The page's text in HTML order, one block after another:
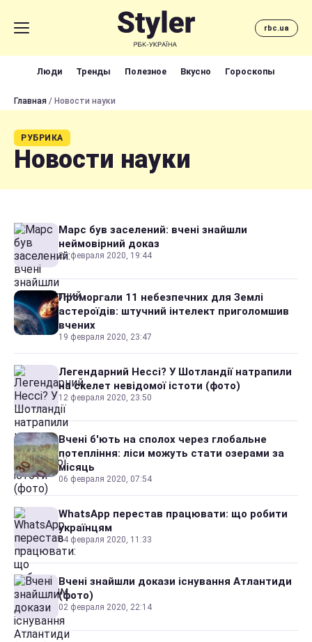
rbc.ua
Люди Тренды Полезное Вкусно Гороскопы
Главная / Новости науки
РУБРИКА
Новости науки
Марс був заселений: вчені знайшли
неймовірний доказ
25 февраля 2020, 19:44
Проморгали 11 небезпечних для Землі
астероїдів: штучний інтелект приголомшив
вчених
19 февраля 2020, 23:47
Легендарний Нессі? У Шотландії натрапили
на скелет невідомої істоти (фото)
12 февраля 2020, 23:50
Вчені б'ють на сполох через глобальне
потепління: ліси можуть стати озерами за
місяць
06 февраля 2020, 07:54
WhatsApp перестав працювати: що робити
українцям
04 февраля 2020, 11:33
Вчені знайшли докази існування Атлантиди
(фото)
02 февраля 2020, 22:14